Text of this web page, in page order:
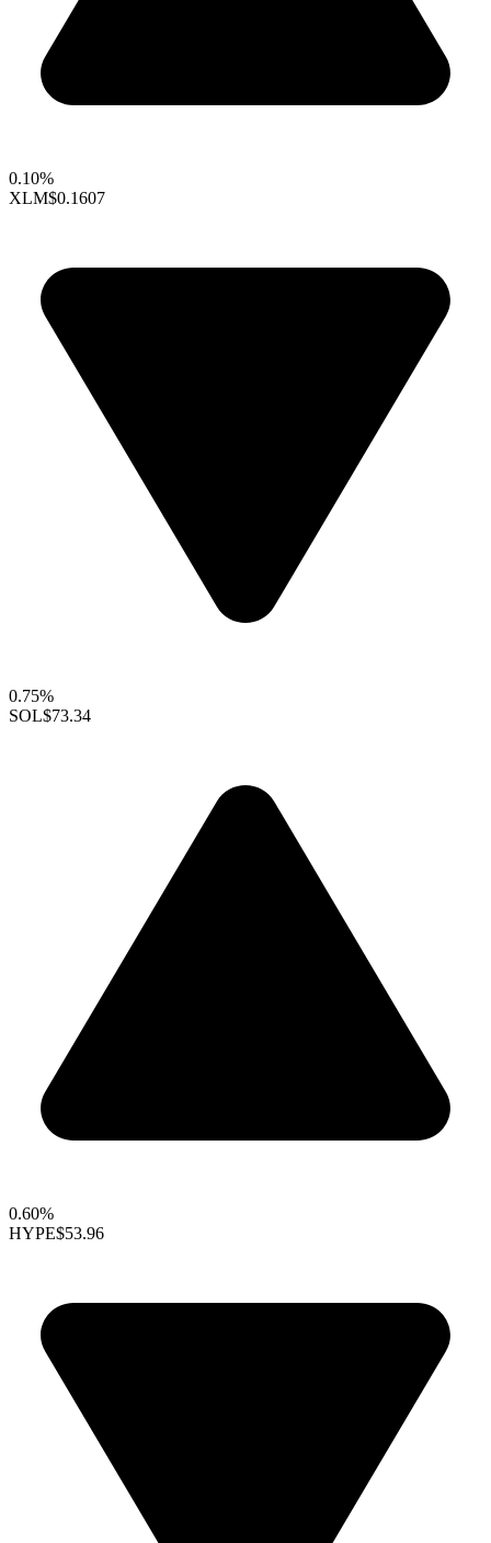
0.10%
XLM$0.1607
0.75%
SOL$73.34
0.60%
HYPE$53.96